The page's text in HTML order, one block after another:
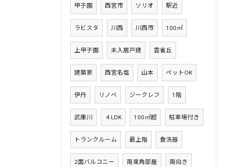
甲子園 西宮市 ソリオ 駅近
ラビスタ 川西 川西市 100㎡
上甲子園 未入居戸建 雲雀丘
建築家 西宮名塩 山本 ペットOK
伊丹 リノベ ジークレフ 1階
武庫川 ４LDK 100㎡超 駐車場付き
トランクルーム 最上階 食洗器
2面バルコニー 南東角部屋 南向き